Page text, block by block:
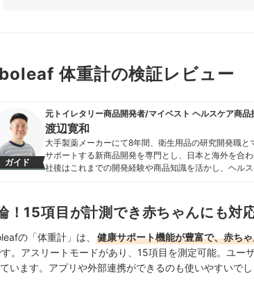
体重計の検証レビュー
ガイド
元トイレタリー商品開発者/マイベスト ヘルスケア商品
渡辺寛和
大手製薬メーカーにて8年間、衛生用品の研究開発職
サポートする新商品開発を専門とし、日本と海外を合
社後はこれまでの開発経験や商品知識を活かし、ヘル
！15項目が計測でき赤ちゃんにも対
の「体重計」は、
健康サポート機能が豊富で、赤ち
す。アスリートモードがあり、15項目を測定可能。ユー
います。アプリや外部連携ができるのも使いやすいでし